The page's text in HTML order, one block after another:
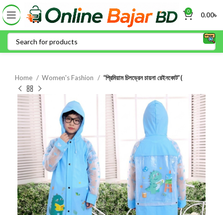
0 0.00৳
Home Women's Fashion “প্রিমিয়াম চিলড্রেন চায়না রেইনকোট”(